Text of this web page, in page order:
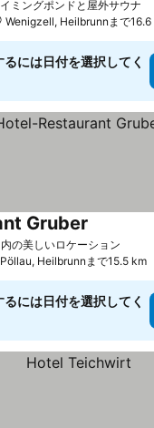
ミングポンドと屋外サウナ
Wenigzell, Heilbrunnまで16.6
には日付を選択してく
の美しいロケーション
Gruber
Pöllau, Heilbrunnまで15.5 km
には日付を選択してく